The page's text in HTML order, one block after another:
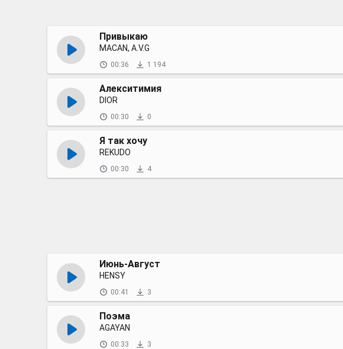
Привыкаю
MACAN, A.V.G
00:36 1 194
Алекситимия
DIOR
00:30 0
Я так хочу
REKUDO
00:30 4
Июнь-Август
HENSY
00:41 3
Поэма
AGAYAN
00:33 3